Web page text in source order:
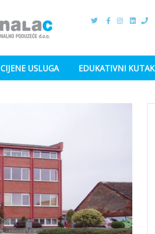
CIJENE USLUGA EDUKATIVNI KUTAK